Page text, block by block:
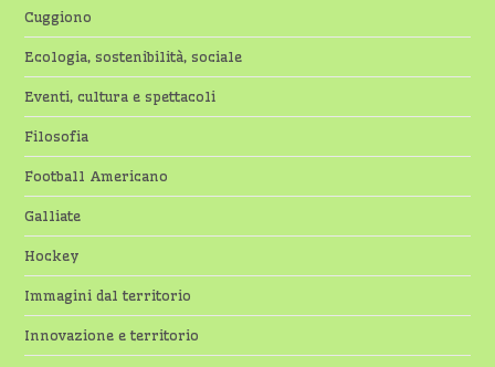
Cuggiono
Ecologia, sostenibilità, sociale
Eventi, cultura e spettacoli
Filosofia
Football Americano
Galliate
Hockey
Immagini dal territorio
Innovazione e territorio